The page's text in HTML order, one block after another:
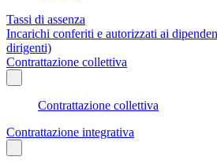
Tassi di assenza
Incarichi conferiti e autorizzati ai
dirigenti)
Contrattazione collettiva
Contrattazione collettiva
Contrattazione integrativa